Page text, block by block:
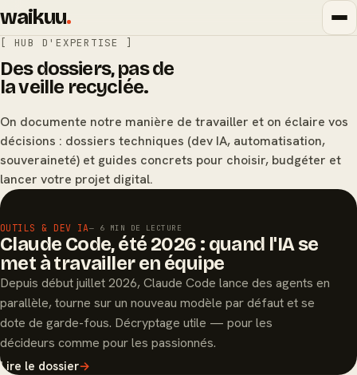
waikuu.
[ HUB D'EXPERTISE ]
Des dossiers, pas de
la veille recyclée.
On documente notre manière de travailler et on éclaire vos
décisions : dossiers techniques (dev IA, automatisation,
souveraineté) et guides concrets pour choisir, budgéter et
lancer votre projet digital.
OUTILS & DEV IA— 6 MIN DE LECTURE
Claude Code, été 2026 : quand l'IA se
met à travailler en équipe
Depuis début juillet 2026, Claude Code lance des agents en
parallèle, tourne sur un nouveau modèle par défaut et se
dote de garde-fous. Décryptage utile — pour les
décideurs comme pour les passionnés.
Lire le dossier→